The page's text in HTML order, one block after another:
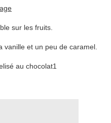
sur les fruits.
vanille et un peu de caramel.